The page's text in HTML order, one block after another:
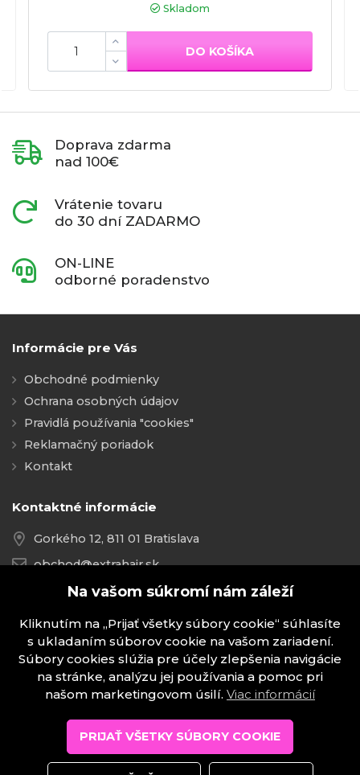
Skladom
DO KOŠÍKA
Doprava zdarma
nad 100€
Vrátenie tovaru
do 30 dní ZADARMO
ON-LINE
odborné poradenstvo
Informácie pre Vás
Obchodné podmienky
Ochrana osobných údajov
Pravidlá používania "cookies"
Reklamačný poriadok
Kontakt
Kontaktné informácie
Gorkého 12, 811 01 Bratislava
obchod@extrahair.sk
+421 918 021 237
Copyright © 2026 ExtraHair.sk. Všetky práva vyhradené.
Nastavenie cookies
Na vašom súkromí nám záleží
Kliknutím na „Prijať všetky súbory cookie“ súhlasíte
s ukladaním súborov cookie na vašom zariadení.
Súbory cookies slúžia pre účely zlepšenia navigácie
na stránke, analýzu jej používania a pomoc pri
našom marketingovom úsilí. Viac informácií
PRIJAŤ VŠETKY SÚBORY COOKIE